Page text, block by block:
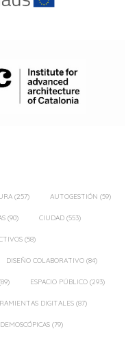
(257) AUTOGESTIÓN (59)
(90) CIUDAD (553)
(58)
DISEÑO COLABORATIVO (84)
ESPACIO PÚBLICO (293)
DIGITALES (87)
(79)